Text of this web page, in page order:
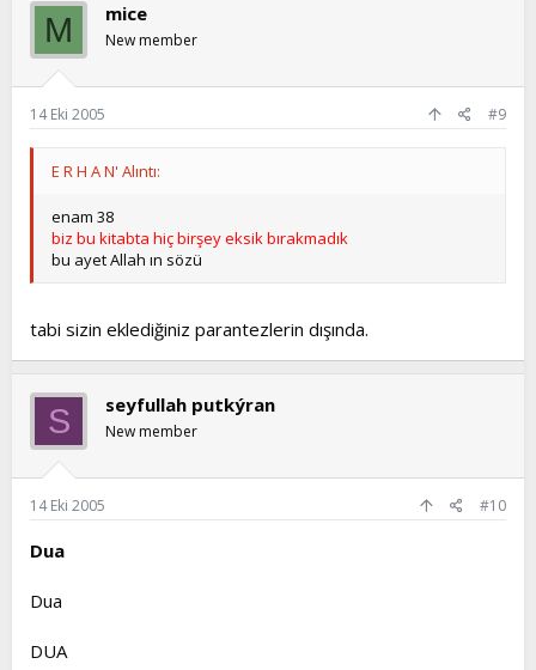
M mice
New member
14 Eki 2005 #9
E R H A N' Alıntı:
enam 38
biz bu kitabta hiç birşey eksik bırakmadık
bu ayet Allah ın sözü
tabi sizin eklediğiniz parantezlerin dışında.
S seyfullah putkýran
New member
14 Eki 2005 #10
Dua
Dua
DUA